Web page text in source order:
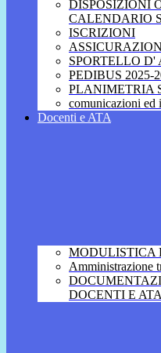
DISPOSIZIONI
CALENDARIO
ISCRIZIONI
SPORTELLO D'
PEDIBUS 2025-
PLANIMETRIA
comunicazioni ed
Docenti e ATA
MODULISTICA
Amministrazione
DOCENTI E ATA